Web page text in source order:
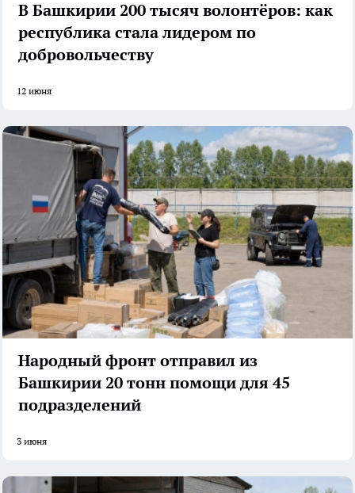
В Башкирии 200 тысяч волонтёров: как
республика стала лидером по
добровольчеству
12 июня
Народный фронт отправил из
Башкирии 20 тонн помощи для 45
подразделений
3 июня